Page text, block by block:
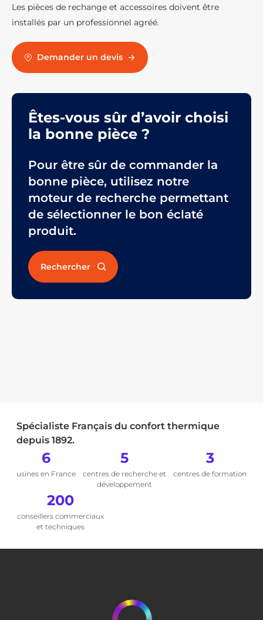
Les pièces de rechange et accessoires doivent être
installés par un professionnel agréé.
Demander un devis
Êtes-vous sûr d’avoir choisi
la bonne pièce ?
Pour être sûr de commander la
bonne pièce, utilisez notre
moteur de recherche permettant
de sélectionner le bon éclaté
produit.
Rechercher
Spécialiste Français du confort thermique
depuis 1892.
6
usines en France
5
centres de recherche et
développement
3
centres de formation
200
conseillers commerciaux
et techniques